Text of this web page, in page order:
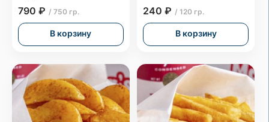
790 ₽ / 750 гр.
В корзину
240 ₽ / 120 гр.
В корзину